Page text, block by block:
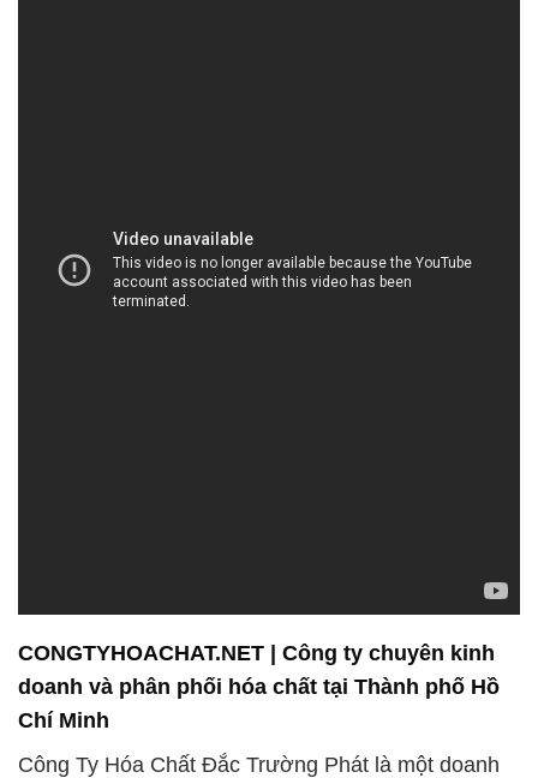
CONGTYHOACHAT.NET | Công ty chuyên kinh
doanh và phân phối hóa chất tại Thành phố Hồ
Chí Minh
Công Ty Hóa Chất Đắc Trường Phát là một doanh